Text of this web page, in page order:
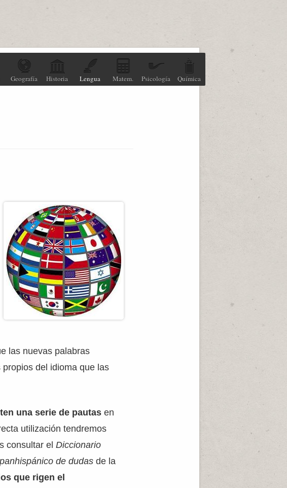
Geografía Historia Lengua Matem. Psicología Química
las nuevas palabras
del idioma que las
una serie de pautasen
utilización tendremos
consultar elDiccionario
de dudasde la
que rigen el